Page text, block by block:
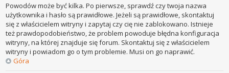
Powodów może być kilka. Po pierwsze, sprawdź czy twoja nazwa
użytkownika i hasło są prawidłowe. Jeżeli są prawidłowe, skontaktuj
się z właścicielem witryny i zapytaj czy cię nie zablokowano. Istnieje
też prawdopodobieństwo, że problem powoduje błędna konfiguracja
witryny, na której znajduje się forum. Skontaktuj się z właścicielem
witryny i powiadom go o tym problemie. Musi on go naprawić.
Góra